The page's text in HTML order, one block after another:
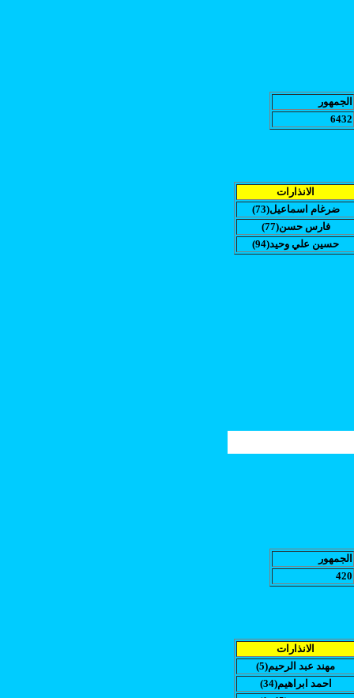
الجمهور
6432
الانذارات
(ضرغام اسماعيل(73
(فارس حسن(77
(حسين علي وحيد(94
الجمهور
420
الانذارات
(مهند عبد الرحيم(5
(احمد ابراهيم(34